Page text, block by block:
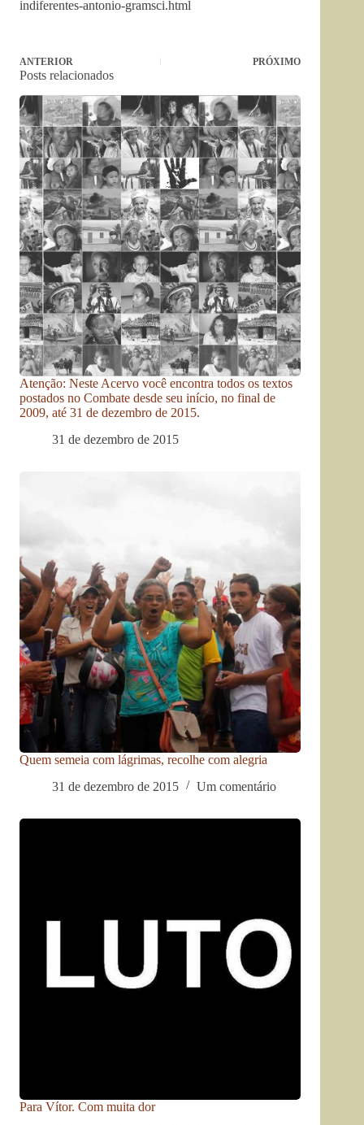
indiferentes-antonio-gramsci.html
ANTERIOR PRÓXIMO
Posts relacionados
Atenção: Neste Acervo você encontra todos os textos
postados no Combate desde seu início, no final de
2009, até 31 de dezembro de 2015.
31 de dezembro de 2015
Quem semeia com lágrimas, recolhe com alegria
31 de dezembro de 2015
Um comentário
Para Vítor. Com muita dor